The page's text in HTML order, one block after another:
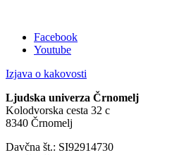
Facebook
Youtube
Izjava o kakovosti
Ljudska univerza Črnomelj
Kolodvorska cesta 32 c
8340 Črnomelj
Davčna št.: SI92914730